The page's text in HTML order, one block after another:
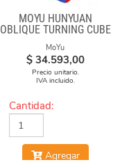
MOYU HUNYUAN
OBLIQUE TURNING CUBE
2 MIUP SKEWB
MoYu
$ 34.593,00
Precio unitario.
IVA incluido.
Cantidad:
Agregar